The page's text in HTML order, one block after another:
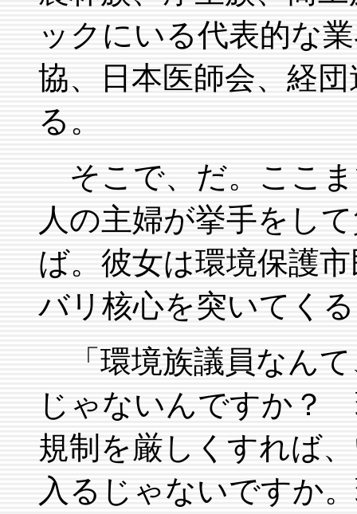
ックにいる代表的な
協、日本医師会、経
る。
そこで、だ。ここ
人の主婦が挙手をし
ば。彼女は環境保護
バリ核心を突いてく
「環境族議員なんて
じゃないんですか？
規制を厳しくすれば
入るじゃないですか